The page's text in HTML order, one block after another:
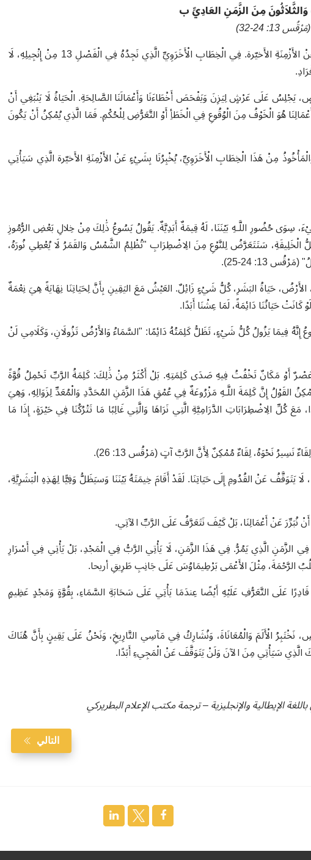
وَالثَّلاَثُونَ مِنَ الزَّمَنِ العَادِيِّ ب
(مَرْقُس 13: 24-32)
لَدَى الإِنْجِيلِيِّ مَرْقُسَ طَرِيقَةٌ مُمَيَّزَةٌ فِي سَرْدِ حَدِيثِ يَسُوعَ عَنْ الأَزْمِنَةِ الأَخيّرة. فِي الْخِطَابِ الْأَخَرَوِيِّ الَّذِي نَجِدُهُ فِي الْفَصْلِ 13 مِنْ إِنْجِيلِهِ، لَا
.
يَجْلِسُ عَلَى عَرْشٍ لِيَزِنَ وَيَفْحَصَ أَخْطَاءَنَا وَأَعْمَالَنَا الصَّالِحَةِ. الْحَيَاةُ لَا يَنْبَغِي أَنْ
هُوَ الْخَوْفُ مِنَ الْوُقُوعِ فِي الْخَطَأِ أَوْ التَّعَرُّضِ لِلْحُكْمِ. فَمَا الَّذِي يُمْكِنُ أَنْ يَكُونَ
الَّذِي سَيَأْتِي
شَيْءَ، سِوَى حُضُورِ اللَّـهِ بَيْنَنَا، لَهُ قِيمَةٌ أَبَدِيَّةٌ. يَقُولُ يَسُوعُ ذَٰلِكَ مِنْ خِلالِ بَعْضِ الرُّمُوزِ
الْخَلِيقَةِ، سَتَتَعَرَّضُ لِلنَّوْعِ مِنَ الِاضْطِرَابِ "تُظْلِمُ الشَّمْسُ وَالقَمَرُ لَا يُعْطِي نُورَهُ،
13: 24-25)
.
كُلُّ شَيْءٍ زَائِل (مَرْقُس 13: 31): السَّمَاءُ، الأَرْضُ، حَيَاةُ البَشَرِ، كُلُّ شَيْءٍ زَائِلٌ. العَيْشُ مَعَ اليَقِينِ بِأَنَّ لِحَيَاتِنَا نِهَايَةً هِيَ نِعْمَةٌ
كَانَتْ حَيَاتُنَا دَائِمَةً، لَمَا عِشْنَا أَبَدًا.
فِيمَا يَزُولُ كُلُّ شَيْءٍ، تَظَلُّ كَلِمَتُهُ دَائِمًا: "السَّمَاءُ وَالأَرْضُ تَزُولَانِ، وَكَلَامِي لَنْ
عَصْرٌ أَوْ مَكَانٌ تَخْفُتُ فِيهِ صَدَى كَلِمَتِهِ. بَلْ أَكْثَرُ مِنْ ذَٰلِكَ: كَلِمَةُ الرَّبِّ تَحْمِلُ قُوَّةً
القَوْلُ إِنَّ كَلِمَةَ اللَّـهِ مَزْرُوعَةٌ فِي عُمْقِ هَذَا الزَّمَنِ المُحَدَّدِ وَالْمُعَدِّ لِزَوَالِهِ، وَهِيَ
كُلِّ الِاضْطِرَابَاتِ الدَّرَامِيَّةِ الَّتِي نَرَاهَا وَالَّتِي غَالِبًا مَا تَتْرُكُنَا فِي حَيْرَةٍ، إِذَا مَا
نَسِيرُ نَحْوَهُ، لِقَاءٌ مُمْكِنٌ لِأَنَّ الرَّبَّ آتٍ (مَرْقُس 13: 26)
.
عَنْ القُدُومِ إِلَى حَيَاتِنَا. لَقَدْ أَقَامَ خِيمَتَهُ بَيْنَنَا وَسيَظَلُّ وَفِيًّا لِهَذِهِ الْبَشَرِيَّةِ،
نُبَرِّرَ عَنْ أَعْمَالِنَا، بَلْ كَيْفَ نَتَعَرَّفُ عَلَى الرَّبِّ الآتِي.
الزَّمَنِ الَّذِي يَمُرُّ. فِي هَذَا الزَّمَنِ، لَا يَأْتِي الرَّبُّ فِي الْمَجْدِ، بَلْ يَأْتِي فِي أَسْرَارِ
الرَّحْمَةَ، مِثْلَ الأَعْمَى بَرْطِيمَاوُسَ عَلَى جَانِبِ طَرِيقِ أريحا.
عَلَى التَّعَرُّفِ عَلَيْهِ أَيْضًا عِندَمَا يَأْتِي عَلَى سَحَابَةِ السَّمَاءِ، بِقُوَّةٍ وَمَجْدٍ عَظِيمٍ
الْأَلَمَ وَالْمُعَانَاةَ، وَنُشَارِكُ فِي مَآسِي التَّارِيخِ، وَنَحْنُ عَلَى يَقِينٍ بِأَنَّ هُنَاكَ
الَّذِي سَيَأْتِي مِنَ الآنَ وَلَنْ يَتَوَقَّفَ عَنْ الْمَجِيءِ أَبَدًا.
الإيطالية والإنجليزية – ترجمة مكتب الإعلام البطريركي
التالي